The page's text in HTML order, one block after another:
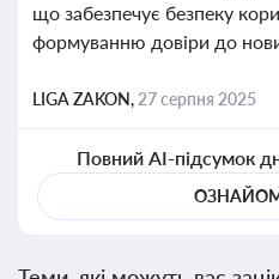
що забезпечує безпеку
формуванню довіри до
LIGA ZAKON, 27 серпня 2025
Повний AI-підсумок